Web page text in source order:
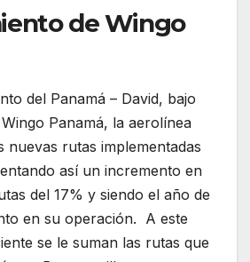
de Wingo
del Panamá – David, bajo
Panamá, la aerolínea
nuevas rutas implementadas
así un incremento en
del 17% y siendo el año de
en su operación. A este
se le suman las rutas que